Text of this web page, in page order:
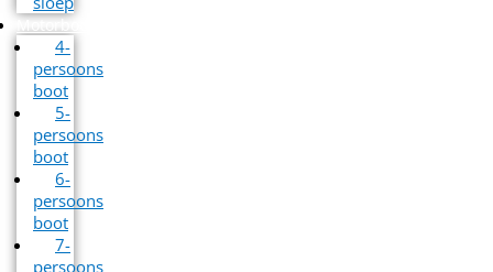
Motorbootverhuur
4-
persoons
boot
5-
persoons
boot
6-
persoons
boot
7-
persoons